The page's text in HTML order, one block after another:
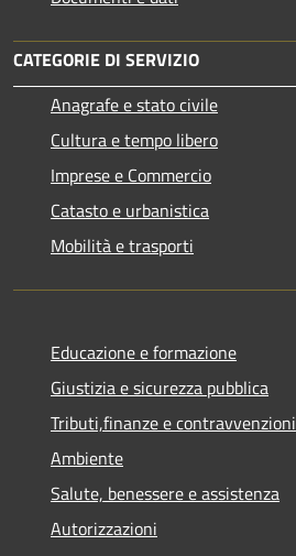
CATEGORIE DI SERVIZIO
Anagrafe e stato civile
Cultura e tempo libero
Imprese e Commercio
Catasto e urbanistica
Mobilità e trasporti
Educazione e formazione
Giustizia e sicurezza pubblica
Tributi,finanze e contravvenzioni
Ambiente
Salute, benessere e assistenza
Autorizzazioni